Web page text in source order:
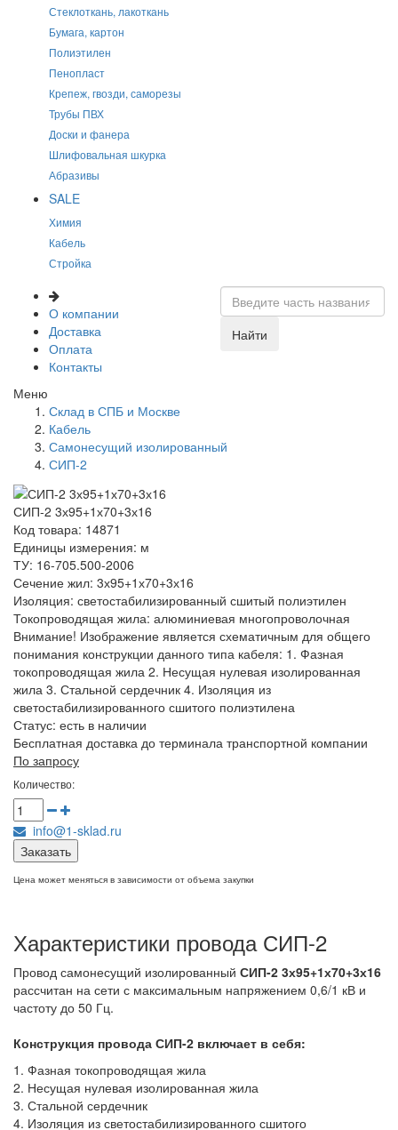
Стеклоткань, лакоткань
Бумага, картон
Полиэтилен
Пенопласт
Крепеж, гвозди, саморезы
Трубы ПВХ
Доски и фанера
Шлифовальная шкурка
Абразивы
SALE
Химия
Кабель
Стройка
О компании
Доставка
Оплата
Контакты
Найти
Меню
Склад в СПБ и Москве
Кабель
Самонесущий изолированный
СИП-2
СИП-2 3х95+1х70+3х16
Код товара: 14871
Единицы измерения: м
ТУ: 16-705.500-2006
Сечение жил: 3х95+1х70+3х16
Изоляция: светостабилизированный сшитый полиэтилен
Токопроводящая жила: алюминиевая многопроволочная
Внимание! Изображение является схематичным для общего
понимания конструкции данного типа кабеля: 1. Фазная
токопроводящая жила 2. Несущая нулевая изолированная
жила 3. Стальной сердечник 4. Изоляция из
светостабилизированного сшитого полиэтилена
Статус: есть в наличии
Бесплатная доставка до терминала транспортной компании
По запросу
Количество:
info@1-sklad.ru
Заказать
Цена может меняться в зависимости от объема закупки
Характеристики провода СИП-2
Провод самонесущий изолированный СИП-2 3х95+1х70+3х16
рассчитан на сети с максимальным напряжением 0,6/1 кВ и
частоту до 50 Гц.
Конструкция провода СИП-2 включает в себя:
1. Фазная токопроводящая жила
2. Несущая нулевая изолированная жила
3. Стальной сердечник
4. Изоляция из светостабилизированного сшитого